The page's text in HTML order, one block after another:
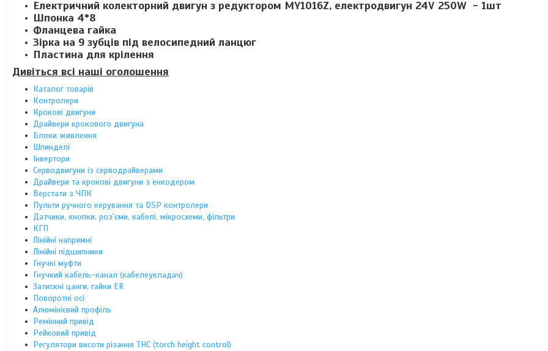
Електричний колекторний двигун з редуктором MY1016Z, електродвигун 24V 250W - 1шт
Шпонка 4*8
Фланцева гайка
Зірка на 9 зубців під велосипедний ланцюг
Пластина для крілення
Дивіться всі наші оголошення
Каталог товарів
Контролери
Крокові двигуни
Драйвери крокового двигуна
Блоки живлення
Шпинделі
Інвертори
Серводвигуни із серводрайверами
Драйвери та крокові двигуни з енкодером
Верстати з ЧПК
Пульти ручного керування та DSP контролери
Датчики, кнопки, роз'єми, кабелі, мікросхеми, фільтри
КГП
Лінійні напрямні
Лінійні підшипники
Гнучкі муфти
Гнучкий кабель-канал (кабелеукладач)
Затискні цанги, гайки ER
Поворотні осі
Алюмінієвий профіль
Ремінний привід
Рейковий привід
Регулятори висоти різання THC (torch height control)